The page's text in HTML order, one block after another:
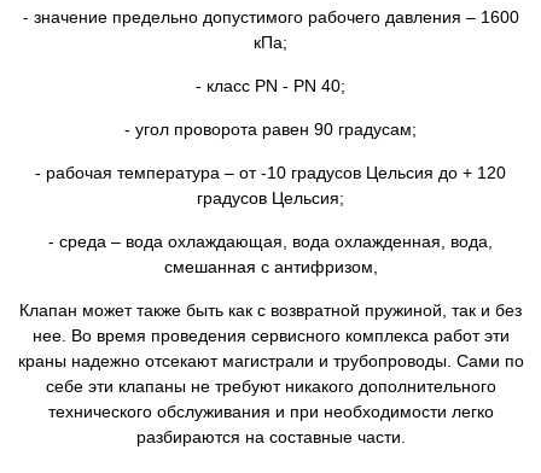
- значение предельно допустимого рабочего давления – 1600
кПа;
- класс PN - PN 40;
- угол проворота равен 90 градусам;
- рабочая температура – от -10 градусов Цельсия до + 120
градусов Цельсия;
- среда – вода охлаждающая, вода охлажденная, вода,
смешанная с антифризом,
Клапан может также быть как с возвратной пружиной, так и без
нее. Во время проведения сервисного комплекса работ эти
краны надежно отсекают магистрали и трубопроводы. Сами по
себе эти клапаны не требуют никакого дополнительного
технического обслуживания и при необходимости легко
разбираются на составные части.